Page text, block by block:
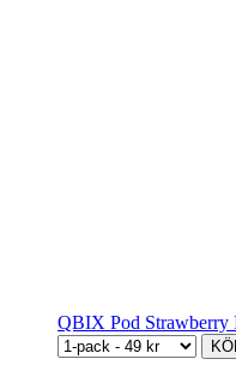
QBIX Pod Strawberry